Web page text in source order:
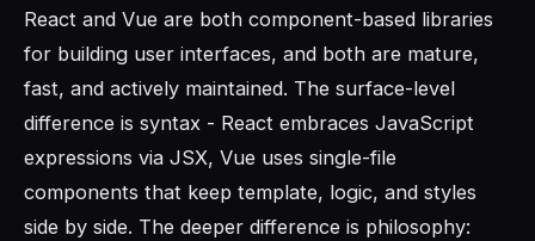
React and Vue are both component-based libraries
for building user interfaces, and both are mature,
fast, and actively maintained. The surface-level
difference is syntax - React embraces JavaScript
expressions via JSX, Vue uses single-file
components that keep template, logic, and styles
side by side. The deeper difference is philosophy: